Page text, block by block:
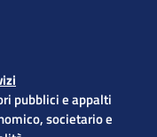
pubblici e appalti
societario e